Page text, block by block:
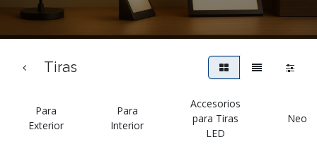
Tiras
Para
Exterior
Para
Interior
Accesorios
para Tiras
LED
Neon